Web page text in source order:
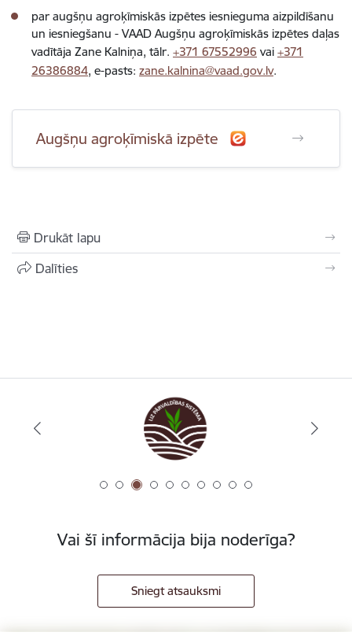
par augšņu agroķīmiskās izpētes iesnieguma aizpildīšanu
un iesniegšanu - VAAD Augšņu agroķīmiskās izpētes daļas
vadītāja Zane Kalniņa, tālr. +371 67552996 vai +371
26386884, e-pasts: zane.kalnina@vaad.gov.lv.
Augšņu agroķīmiskā izpēte
Drukāt lapu
Dalīties
Vai šī informācija bija noderīga?
Sniegt atsauksmi